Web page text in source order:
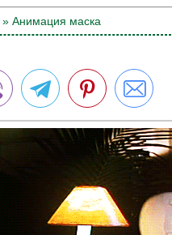
» Анимация маска